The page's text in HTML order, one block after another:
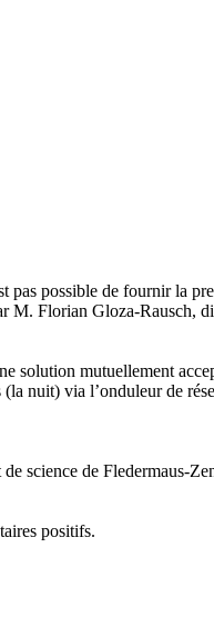
pas possible de fournir la
M. Florian Gloza-Rausch,
solution mutuellement
nuit) via l’onduleur de
science de Fledermaus-
positifs.